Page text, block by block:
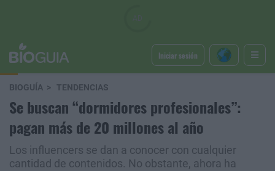
Iniciar sesión
BIOGUÍA TENDENCIAS
Se buscan “dormidores profesionales”:
pagan más de 20 millones al año
Los influencers se dan a conocer con cualquier
cantidad de contenidos. No obstante, ahora ha